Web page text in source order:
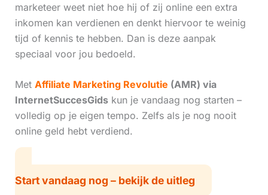
marketeer weet niet hoe hij of zij online een extra
inkomen kan verdienen en denkt hiervoor te weinig
tijd of kennis te hebben. Dan is deze aanpak
speciaal voor jou bedoeld.
Met Affiliate Marketing Revolutie (AMR) via
InternetSuccesGidskun je vandaag nog starten –
volledig op je eigen tempo. Zelfs als je nog nooit
online geld hebt verdiend.
Start vandaag nog – bekijk de uitleg